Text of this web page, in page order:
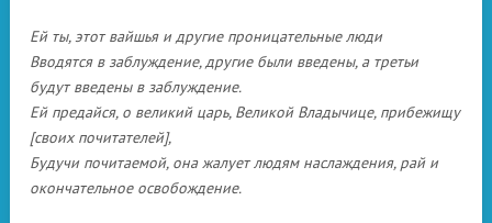
Ей ты, этот вайшья и другие проницательные люди
Вводятся в заблуждение, другие были введены, а третьи
будут введены в заблуждение.
Ей предайся, о великий царь, Великой Владычице, прибежищу
[своих почитателей],
Будучи почитаемой, она жалует людям наслаждения, рай и
окончательное освобождение.